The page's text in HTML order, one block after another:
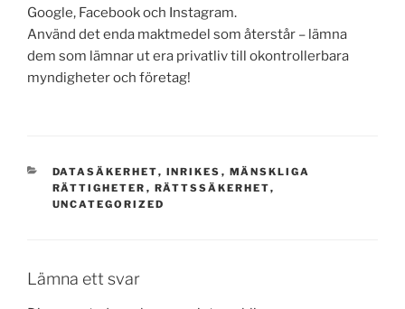
Google, Facebook och Instagram.
Använd det enda maktmedel som återstår – lämna
dem som lämnar ut era privatliv till okontrollerbara
myndigheter och företag!
KATEGORIER
DATASÄKERHET, INRIKES , MÄNSKLIGA
RÄTTIGHETER , RÄTTSSÄKERHET,
UNCATEGORIZED
Lämna ett svar